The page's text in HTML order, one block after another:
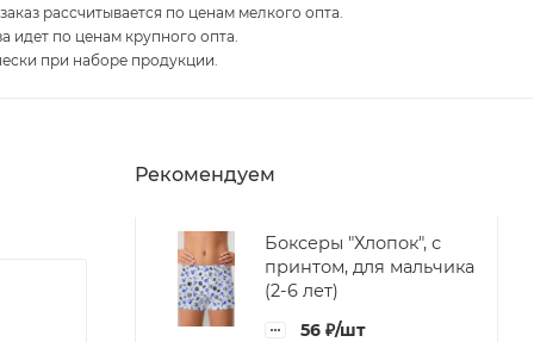
рассчитывается по ценам мелкого опта.
идет по ценам крупного опта.
при наборе продукции.
Рекомендуем
Боксеры "Хлопок", с
принтом, для мальчика
(2-6 лет)
56 ₽/шт